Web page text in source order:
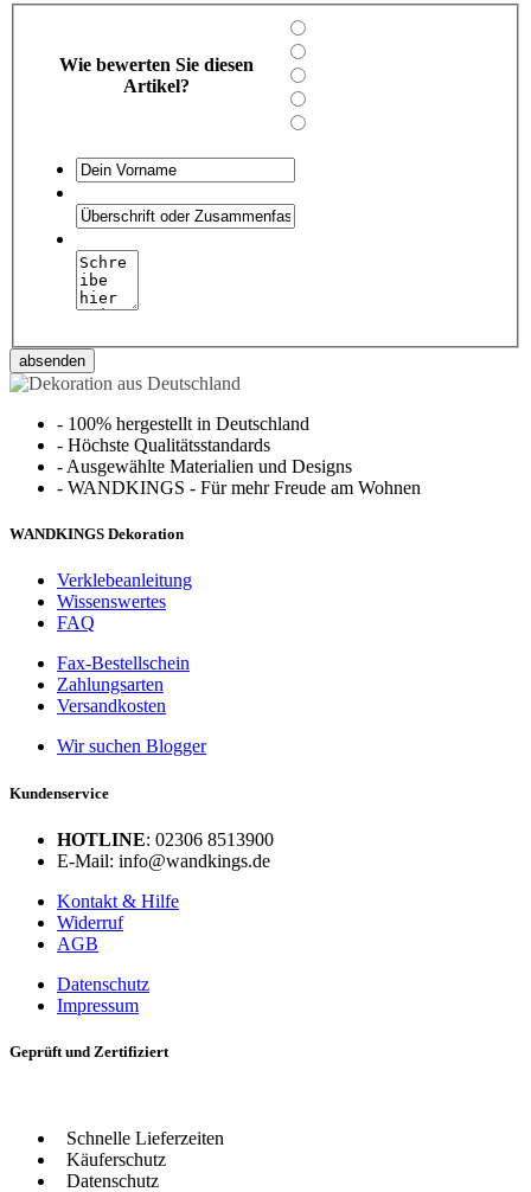
Wie bewerten Sie diesen
Artikel?
absenden
- 100% hergestellt in Deutschland
- Höchste Qualitätsstandards
- Ausgewählte Materialien und Designs
- WANDKINGS - Für mehr Freude am Wohnen
WANDKINGS Dekoration
Verklebeanleitung
Wissenswertes
FAQ
Fax-Bestellschein
Zahlungsarten
Versandkosten
Wir suchen Blogger
Kundenservice
HOTLINE: 02306 8513900
E-Mail: info@wandkings.de
Kontakt & Hilfe
Widerruf
AGB
Datenschutz
Impressum
Geprüft und Zertifiziert
Schnelle Lieferzeiten
Käuferschutz
Datenschutz